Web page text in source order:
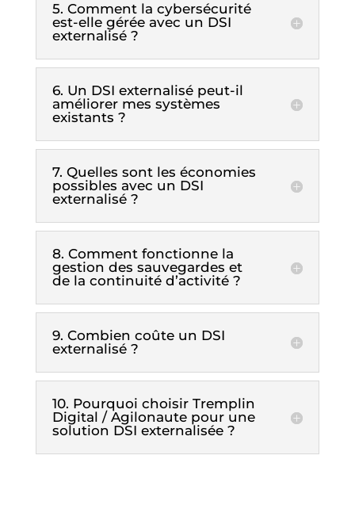
5. Comment la cybersécurité
est-elle gérée avec un DSI
externalisé ?
6. Un DSI externalisé peut-il
améliorer mes systèmes
existants ?
7. Quelles sont les économies
possibles avec un DSI
externalisé ?
8. Comment fonctionne la
gestion des sauvegardes et
de la continuité d’activité ?
9. Combien coûte un DSI
externalisé ?
10. Pourquoi choisir Tremplin
Digital / Agilonaute pour une
solution DSI externalisée ?